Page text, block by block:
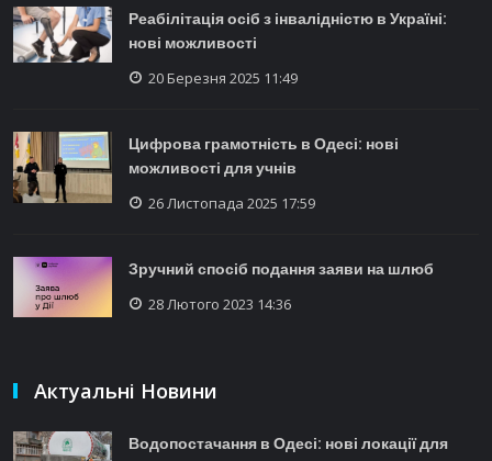
Реабілітація осіб з інвалідністю в Україні:
нові можливості
20 Березня 2025 11:49
Цифрова грамотність в Одесі: нові
можливості для учнів
26 Листопада 2025 17:59
Зручний спосіб подання заяви на шлюб
28 Лютого 2023 14:36
Актуальні Новини
Водопостачання в Одесі: нові локації для